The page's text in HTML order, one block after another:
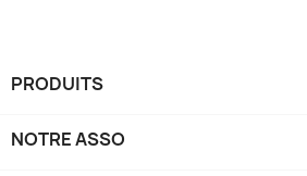
PRODUITS
NOTRE ASSO